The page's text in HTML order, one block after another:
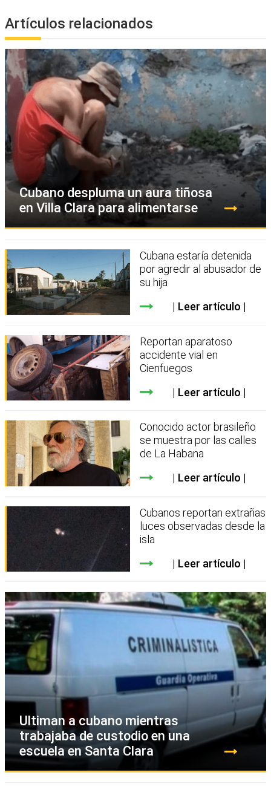
Artículos relacionados
Cubano despluma un aura tiñosa
en Villa Clara para alimentarse
Cubana estaría detenida
por agredir al abusador de
su hija
Leer artículo
Reportan aparatoso
accidente vial en
Cienfuegos
Leer artículo
Conocido actor brasileño
se muestra por las calles
de La Habana
Leer artículo
Cubanos reportan extrañas
luces observadas desde la
isla
Leer artículo
Ultiman a cubano mientras
trabajaba de custodio en una
escuela en Santa Clara